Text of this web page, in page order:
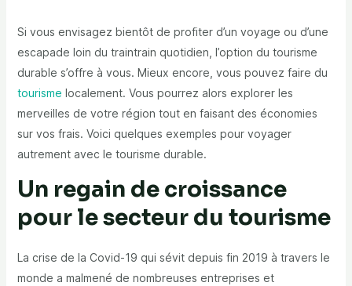
Si vous envisagez bientôt de profiter d’un voyage ou d’une
escapade loin du traintrain quotidien, l’option du tourisme
durable s’offre à vous. Mieux encore, vous pouvez faire du
tourisme localement. Vous pourrez alors explorer les
merveilles de votre région tout en faisant des économies
sur vos frais. Voici quelques exemples pour voyager
autrement avec le tourisme durable.
Un regain de croissance
pour le secteur du tourisme
La crise de la Covid-19 qui sévit depuis fin 2019 à travers le
monde a malmené de nombreuses entreprises et